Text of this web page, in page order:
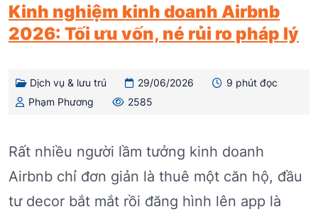
Kinh nghiệm kinh doanh Airbnb
2026: Tối ưu vốn, né rủi ro pháp lý
Dịch vụ & lưu trú 29/06/2026
9 phút đọc
Phạm Phương
2585
Rất nhiều người lầm tưởng kinh doanh
Airbnb chỉ đơn giản là thuê một căn hộ, đầu
tư decor bắt mắt rồi đăng hình lên app là